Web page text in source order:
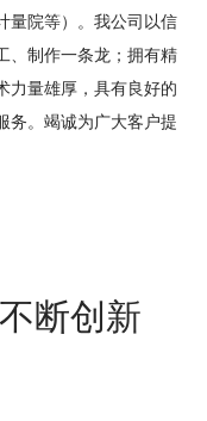
量院等）。我公司以信
、制作一条龙；拥有精
力量雄厚，具有良好的
务。竭诚为广大客户提
断创新